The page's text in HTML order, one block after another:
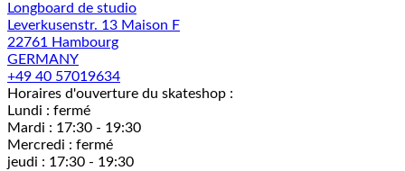
Longboard de studio
Leverkusenstr. 13 Maison F
22761 Hambourg
GERMANY
+49 40 57019634
Horaires d'ouverture du skateshop :
Lundi : fermé
Mardi : 17:30 - 19:30
Mercredi : fermé
jeudi : 17:30 - 19:30